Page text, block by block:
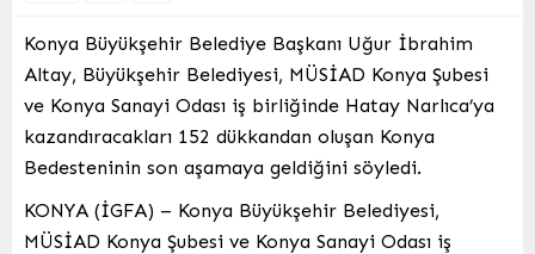
Konya Büyükşehir Belediye Başkanı Uğur İbrahim
Altay, Büyükşehir Belediyesi, MÜSİAD Konya Şubesi
ve Konya Sanayi Odası iş birliğinde Hatay Narlıca’ya
kazandıracakları 152 dükkandan oluşan Konya
Bedesteninin son aşamaya geldiğini söyledi.
KONYA (İGFA) – Konya Büyükşehir Belediyesi,
MÜSİAD Konya Şubesi ve Konya Sanayi Odası iş